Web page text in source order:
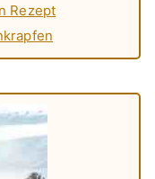
Rezept